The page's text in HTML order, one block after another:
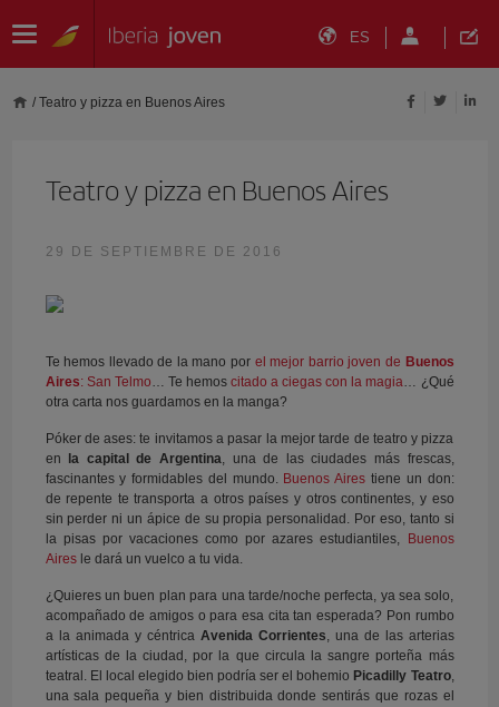
ES
/ Teatro y pizza en Buenos Aires
Teatro y pizza en Buenos Aires
29 DE SEPTIEMBRE DE 2016
Te hemos llevado de la mano por el mejor barrio joven de Buenos
Aires: San Telmo… Te hemos citado a ciegas con la magia… ¿Qué
otra carta nos guardamos en la manga?
Póker de ases: te invitamos a pasar la mejor tarde de teatro y pizza
en
la capital de Argentina, una de las ciudades más frescas,
fascinantes y formidables del mundo. Buenos Aires tiene un don:
de repente te transporta a otros países y otros continentes, y eso
sin perder ni un ápice de su propia personalidad. Por eso, tanto si
la pisas por vacaciones como por azares estudiantiles,
Buenos
Aires le dará un vuelco a tu vida.
¿Quieres un buen plan para una tarde/noche perfecta, ya sea solo,
acompañado de amigos o para esa cita tan esperada? Pon rumbo
a la animada y céntrica Avenida Corrientes, una de las arterias
artísticas de la ciudad, por la que circula la sangre porteña más
teatral. El local elegido bien podría ser el bohemio Picadilly Teatro,
una sala pequeña y bien distribuida donde sentirás que rozas el